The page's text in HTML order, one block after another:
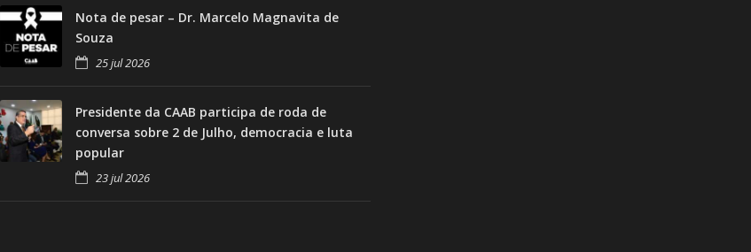
Nota de pesar – Dr. Marcelo Magnavita de
Souza
25 jul 2026
Presidente da CAAB participa de roda de
conversa sobre 2 de Julho, democracia e luta
popular
23 jul 2026